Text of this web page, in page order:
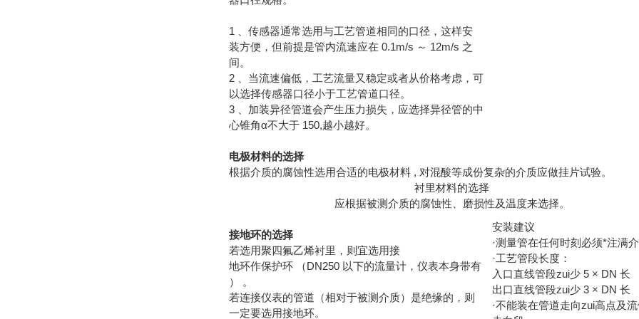
1 、传感器通常选用与工艺管道相同的口径，这样安
装方便，但前提是管内流速应在 0.1m/s ～ 12m/s 之
间。
2 、当流速偏低，工艺流量又稳定或者从价格考虑，可
以选择传感器口径小于工艺管道口径。
3 、加装异径管道会产生压力损失，应选择异径管的中
心锥角α不大于 150,越小越好。
电极材料的选择
根据介质的腐蚀性选用合适的电极材料 , 对混酸等成份复杂的介质应做挂片试验。
衬里材料的选择
应根据被测介质的腐蚀性、磨损性及温度来选择。
接地环的选择
若选用聚四氟乙烯衬里，则宜选用接
地环作保护环 （DN250 以下的流量计，仪表本身带有
） 。
若连接仪表的管道（相对于被测介质）是绝缘的，则
一定要选用接地环。
安装建议
·测量管在任何时刻必须*注满
·工艺管段长度：
入口直线管段zui少 5 × DN 长
出口直线管段zui少 3 × DN 长
·不能装在管道走向zui高点及